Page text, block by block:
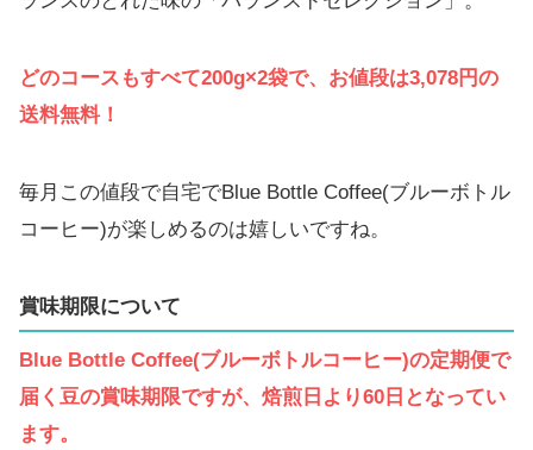
どのコースもすべて200g×2袋で、お値段は3,078円の
送料無料！
毎月この値段で自宅でBlue Bottle Coffee(ブルーボトル
コーヒー)が楽しめるのは嬉しいですね。
賞味期限について
Blue Bottle Coffee(ブルーボトルコーヒー)の定期便で
届く豆の賞味期限ですが、焙煎日より60日となってい
ます。